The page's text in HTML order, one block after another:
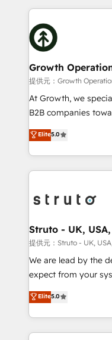
website
design We live and breathe HubSpot and are ready
potential of
insights with
bespoke HubSpot
measurable growth
Choose Nexa Cognition? 🚀 HubSpot
certified team
marketing
Custom Solutions:
HubSpot with your
Results: We’ve
Packages: Choose
solutions. We offer
Growth
提供元：Growth
At Growth, we
B2B companies
focus is on fine-
sales, and
marketing
operational aspects
functioning optimally. With our expertise in leading
wealth of knowledge
Our strategies are
needs, ensuring a
with your growth
Elite5.0
Struto - UK,
提供元：Struto - UK,
We are lead by the
expect from your
the agency services
HubSpot Solutions Partner. As one
longest-standing
maximising the
Elite5.0